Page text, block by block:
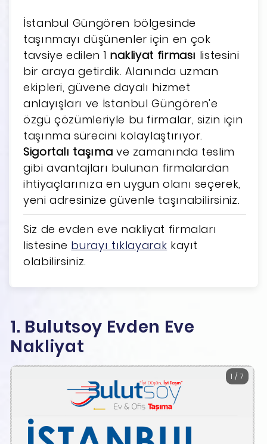
İstanbul Güngören bölgesinde
taşınmayı düşünenler için en çok
tavsiye edilen 1 nakliyat firması listesini
bir araya getirdik. Alanında uzman
ekipleri, güvene dayalı hizmet
anlayışları ve İstanbul Güngören'e
özgü çözümleriyle bu firmalar, sizin için
taşınma sürecini kolaylaştırıyor.
Sigortalı taşıma ve zamanında teslim
gibi avantajları bulunan firmalardan
ihtiyaçlarınıza en uygun olanı seçerek,
yeni adresinize güvenle taşınabilirsiniz.
Siz de evden eve nakliyat firmaları
listesine burayı tıklayarak kayıt
olabilirsiniz.
1. Bulutsoy Evden Eve
Nakliyat
1 / 7